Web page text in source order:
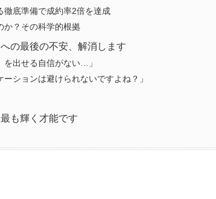
徹底準備で成約率2倍を達成
か？その科学的根拠
の最後の不安、解消します
を出せる自信がない…」
ーションは避けられないですよね？」
も輝く才能です